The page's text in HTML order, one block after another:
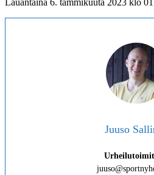
Lauantaina 6. tammikuuta 2023 klo
Juuso